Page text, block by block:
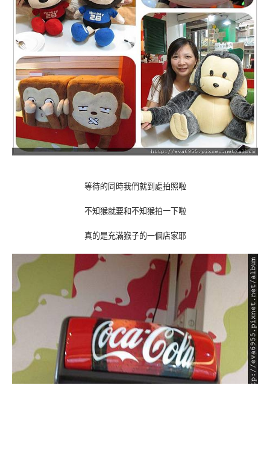
等待的同時我們就到處拍照啦
不知猴就要和不知猴拍一下啦
真的是充滿猴子的一個店家耶